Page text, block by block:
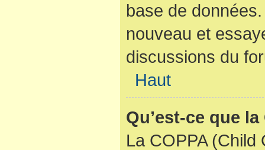
base de
nouveau et
discussions du
Haut
Qu’est-ce que la
La COPPA